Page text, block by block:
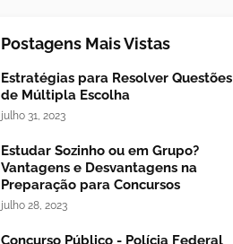
Postagens Mais Vistas
Estratégias para Resolver Questões
de Múltipla Escolha
julho 31, 2023
Estudar Sozinho ou em Grupo?
Vantagens e Desvantagens na
Preparação para Concursos
julho 28, 2023
Concurso Público - Polícia Federal